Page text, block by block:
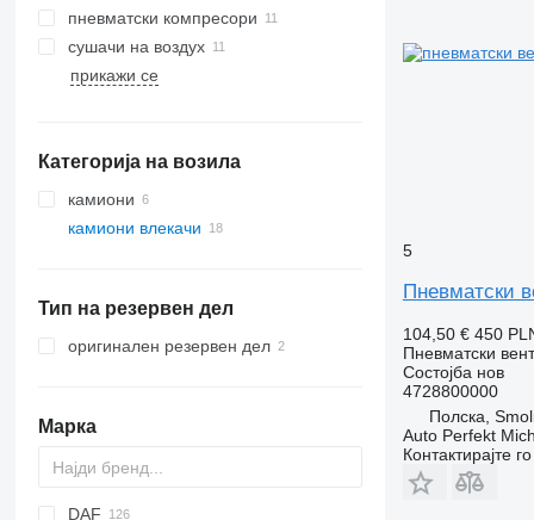
пневматски компресори
сушачи на воздух
прикажи се
Категорија на возила
камиони
камиони влекачи
Тип на резервен дел
оригинален резервен дел
Марка
DAF
5
Пневматски
104,50 € 450
Пневматски
Состојба нов
4728800000
Полска,
Auto Perfekt
Контактирајте